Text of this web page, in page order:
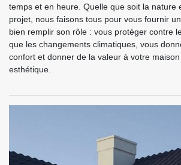
temps et en heure. Quelle que soit la nature
projet, nous faisons tous pour vous fournir
bien remplir son rôle : vous protéger contre
que les changements climatiques, vous
confort et donner de la valeur à votre
esthétique.